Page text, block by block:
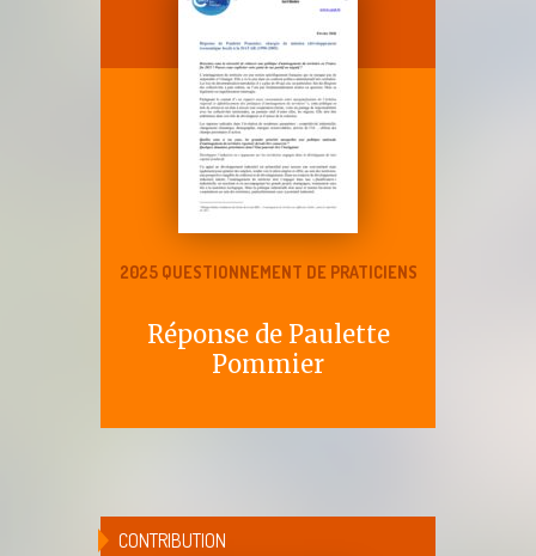
2025 QUESTIONNEMENT DE PRATICIENS
Réponse de Paulette
Pommier
CONTRIBUTION